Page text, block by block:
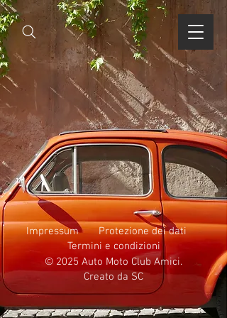
Impressum Protezione deidati
Termini e condizioni
© 2025 Auto Moto Club Amici.
Creato da SC